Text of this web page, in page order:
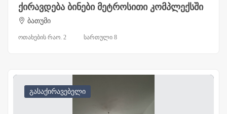
ქირავდება ბინები მეტროსითი კომპლექსში
ბათუმი
ოთახების რაო. 2 სართული 8
გასაქირავებელი